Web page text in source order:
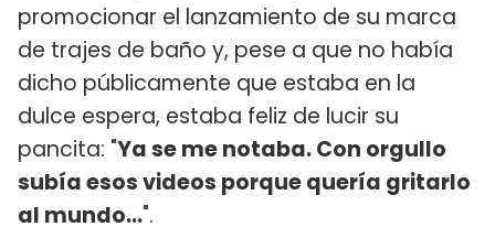
promocionar el lanzamiento de su marca
de trajes de baño y, pese a que no había
dicho públicamente que estaba en la
dulce espera, estaba feliz de lucir su
pancita: "Ya se me notaba. Con orgullo
subía esos videos porque quería gritarlo
al mundo...".